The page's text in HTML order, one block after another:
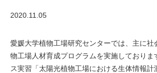
2020.11.05
愛媛大学植物工場研究センターでは、主に社
物工場人材育成プログラムを実施しておりま
ス実習「太陽光植物工場における生体情報計